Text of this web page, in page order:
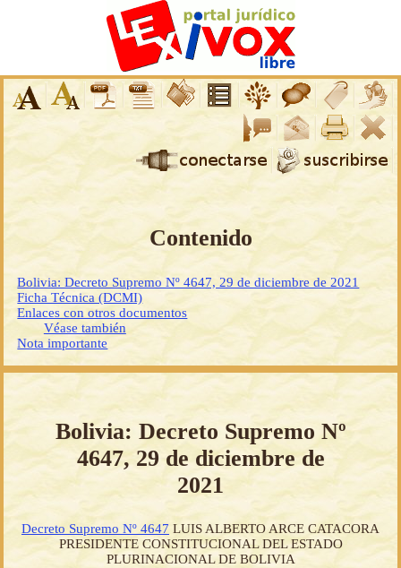
Contenido
Bolivia: Decreto Supremo Nº 4647, 29 de diciembre de 2021
Ficha Técnica (DCMI)
Enlaces con otros documentos
Véase también
Nota importante
Bolivia: Decreto Supremo Nº
4647, 29 de diciembre de
2021
Decreto Supremo Nº 4647 LUIS ALBERTO ARCE CATACORA
PRESIDENTE CONSTITUCIONAL DEL ESTADO
PLURINACIONAL DE BOLIVIA